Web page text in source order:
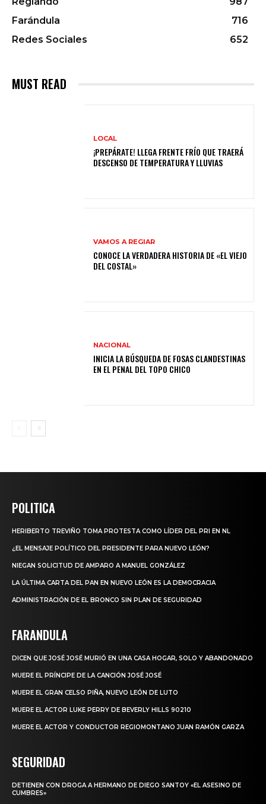
Farándula
716
Redes Sociales
652
MUST READ
LOCAL
¡PREPÁRATE! LLEGA FRENTE FRÍO QUE TRAERÁ
DESCENSO DE TEMPERATURA Y LLUVIAS
VAMOS A REGIAR
CONOCE LA VERDADERA HISTORIA DE «EL VIEJO
DEL COSTAL»
NACIONAL
INICIA LA BÚSQUEDA DE FOSAS CLANDESTINAS
EN EL PENAL DEL TOPO CHICO
POLITICA
HERIBERTO TREVIÑO TOMA PROTESTA COMO LÍDER DEL PRI EN NL
¿EL MENSAJE POLÍTICO DEL PRESIDENTE PARA NUEVO LEÓN?
NIEGAN SOLICITUD DE AMPARO A MANUEL GONZÁLEZ
LA ÚLTIMA CARTA DEL PAN EN NUEVO LEÓN ES LA DEMOCRACIA
ADMINISTRACIÓN DE EL BRONCO SIN PLAN DE SEGURIDAD
FARANDULA
DICEN QUE JOSÉ JOSÉ MURIÓ EN UNA CASA HOGAR, SOLO Y ABANDONADO
MUERE EL PRÍNCIPE DE LA CANCIÓN JOSÉ JOSÉ
MUERE EL GRAN CELSO PIÑA, NUEVO LEÓN DE LUTO
MUERE EL ACTOR LUKE PERRY DE BEVERLY HILLS 90210
MUERE EL ACTOR Y CONDUCTOR REGIOMONTANO JUAN RAMÓN GARZA
SEGURIDAD
DETIENEN CON DROGA A HERMANO DE DIEGO SANTOY «EL ASESINO DE
CUMBRES»